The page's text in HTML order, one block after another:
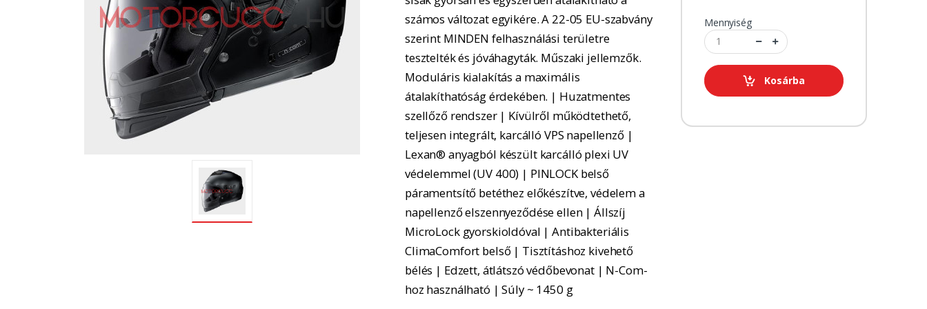
számos változat egyikére. A 22-05 EU-szabvány
szerint MINDEN felhasználási területre
tesztelték és jóváhagyták. Műszaki jellemzők.
Moduláris kialakítás a maximális
átalakíthatóság érdekében. | Huzatmentes
szellőző rendszer | Kívülről működtethető,
teljesen integrált, karcálló VPS napellenző |
Lexan® anyagból készült karcálló plexi UV
védelemmel (UV 400) | PINLOCK belső
páramentsítő betéthez előkészítve, védelem a
napellenző elszennyeződése ellen | Állszíj
MicroLock gyorskioldóval | Antibakteriális
ClimaComfort belső | Tisztításhoz kivehető
bélés | Edzett, átlátszó védőbevonat | N-Com-
hoz használható | Súly ~ 1450 g
Mennyiség
Kosárba